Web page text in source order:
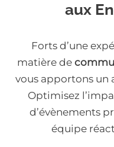
aux
Forts d’une
matière de
vous apportons un
Optimisez
d’évènements
équipe